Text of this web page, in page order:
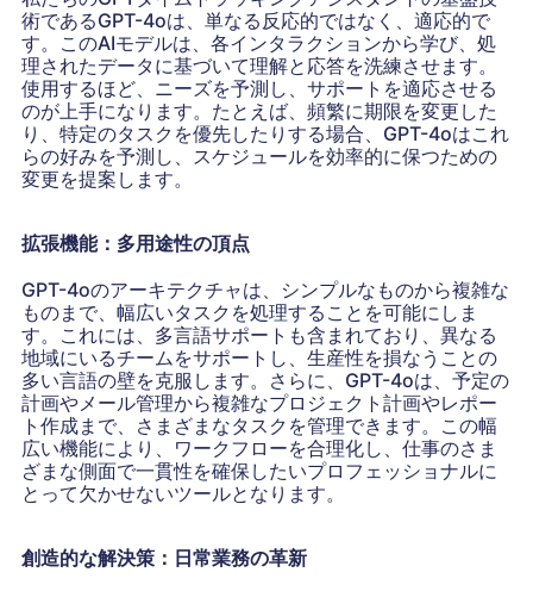
術であるGPT-4oは、単なる反応的ではなく、適応的で
す。このAIモデルは、各インタラクションから学び、処
理されたデータに基づいて理解と応答を洗練させます。
使用するほど、ニーズを予測し、サポートを適応させる
のが上手になります。たとえば、頻繁に期限を変更した
り、特定のタスクを優先したりする場合、GPT-4oはこれ
らの好みを予測し、スケジュールを効率的に保つための
変更を提案します。
拡張機能：多用途性の頂点
GPT-4oのアーキテクチャは、シンプルなものから複雑な
ものまで、幅広いタスクを処理することを可能にしま
す。これには、多言語サポートも含まれており、異なる
地域にいるチームをサポートし、生産性を損なうことの
多い言語の壁を克服します。さらに、GPT-4oは、予定の
計画やメール管理から複雑なプロジェクト計画やレポー
ト作成まで、さまざまなタスクを管理できます。この幅
広い機能により、ワークフローを合理化し、仕事のさま
ざまな側面で一貫性を確保したいプロフェッショナルに
とって欠かせないツールとなります。
創造的な解決策：日常業務の革新